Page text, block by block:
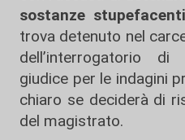
sostanze stupefacenti
trova detenuto nel
dell’interrogatorio
giudice per le indagini
chiaro se deciderà di
del magistrato.